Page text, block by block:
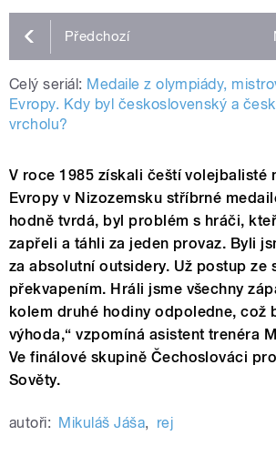
Předchozí
Celý seriál: Medaile z olympiády,
Evropy. Kdy byl československý a
vrcholu?
V roce 1985 získali čeští volejbalisté
Evropy v Nizozemsku stříbrné
hodně tvrdá, byl problém s hráči,
zapřeli a táhli za jeden provaz. Byli
za absolutní outsidery. Už postup ze
překvapením. Hráli jsme všechny
kolem druhé hodiny odpoledne, což
výhoda,“ vzpomíná asistent trenéra
Ve finálové skupině Čechoslováci
Sověty.
autoři: Mikuláš Jáša, rej